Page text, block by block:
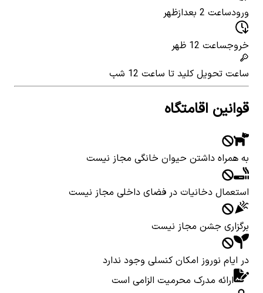
ورودساعت 2 بعدازظهر
خروجساعت 12 ظهر
ساعت تحویل کلید تا ساعت 12 شب
قوانین اقامتگاه
به همراه داشتن حیوان خانگی مجاز نیست
استعمال دخانیات در فضای داخلی مجاز نیست
برگزاری جشن مجاز نیست
در ایام نوروز امکان کنسلی وجود ندارد
ارائه مدرک محرمیت الزامی است